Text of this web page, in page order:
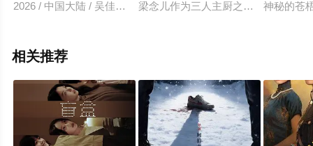
2026 / 中国大陆 / 吴佳怡,董子凡,宋昭艺,张译兮,李珈童,杨博奇,
梁念儿作为三人主厨之一，她深信“
神秘的苍
相关推荐